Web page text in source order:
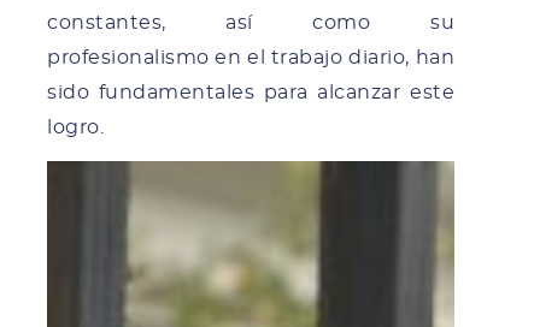
constantes, así como su
profesionalismo en el trabajo diario, han
sido fundamentales para alcanzar este
logro.